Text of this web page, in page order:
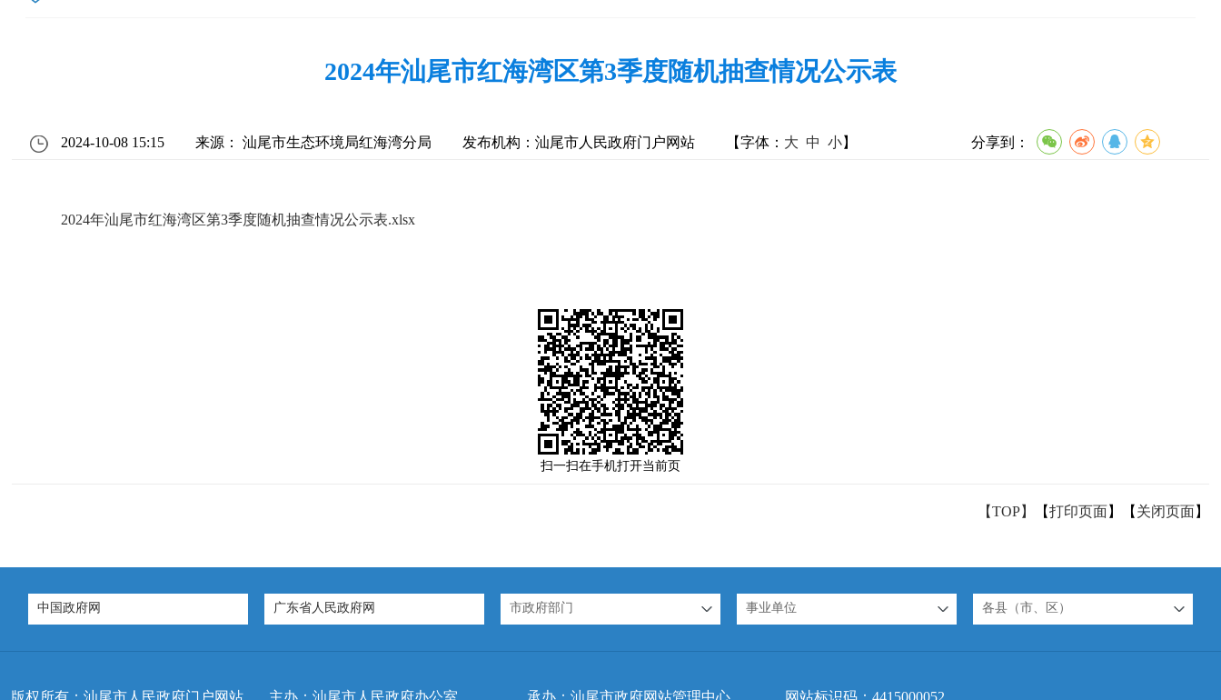
2024年汕尾市红海湾区第3季度随机抽查情况公示表
2024-10-08 15:15 来源： 汕尾市生态环境局红海湾分局 发布机构：汕尾市人民政府门户网站 【字体： 大 中 小】 分享到：
2024年汕尾市红海湾区第3季度随机抽查情况公示表.xlsx
扫一扫在手机打开当前页
【TOP】 【打印页面】【 关闭页面】
中国政府网 广东省人民政府网 市政府部门 事业单位 各县（市、区）
版权所有：汕尾市人民政府门户网站 主办：汕尾市人民政府办公室 承办：汕尾市政府网站管理中心 网站标识码：4415000052